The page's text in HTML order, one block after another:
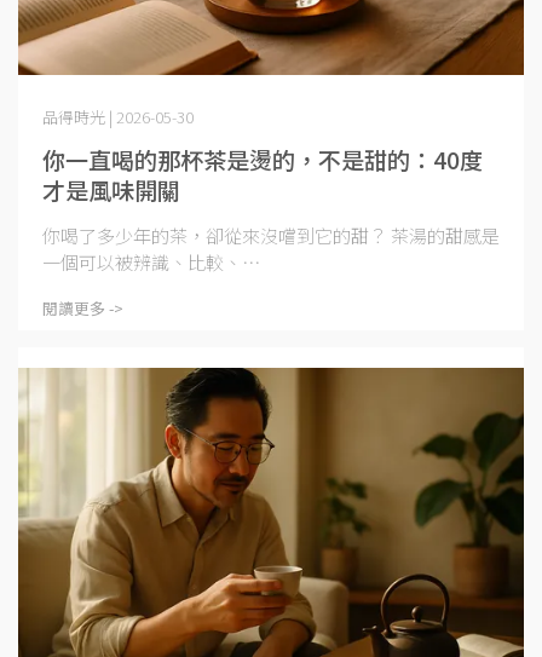
你一直喝的那杯茶是燙的，不是甜的：40度
才是風味開關
品得時光 | 2026-05-30
你喝了多少年的茶，卻從來沒嚐到它的甜？ 茶湯的甜感是
一個可以被辨識、比較、⋯
閱讀更多 ->